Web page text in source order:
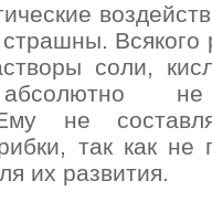
Всякого
соли,
не
Ему не
так как не
их развития.